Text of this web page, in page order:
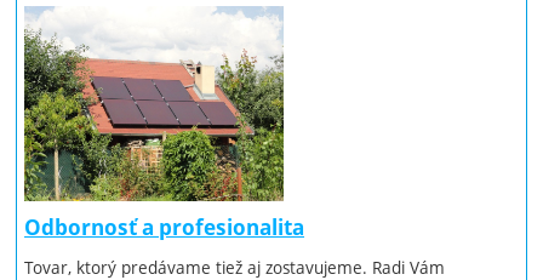
Odbornosť a profesionalita
Tovar, ktorý predávame tiež aj zostavujeme. Radi Vám